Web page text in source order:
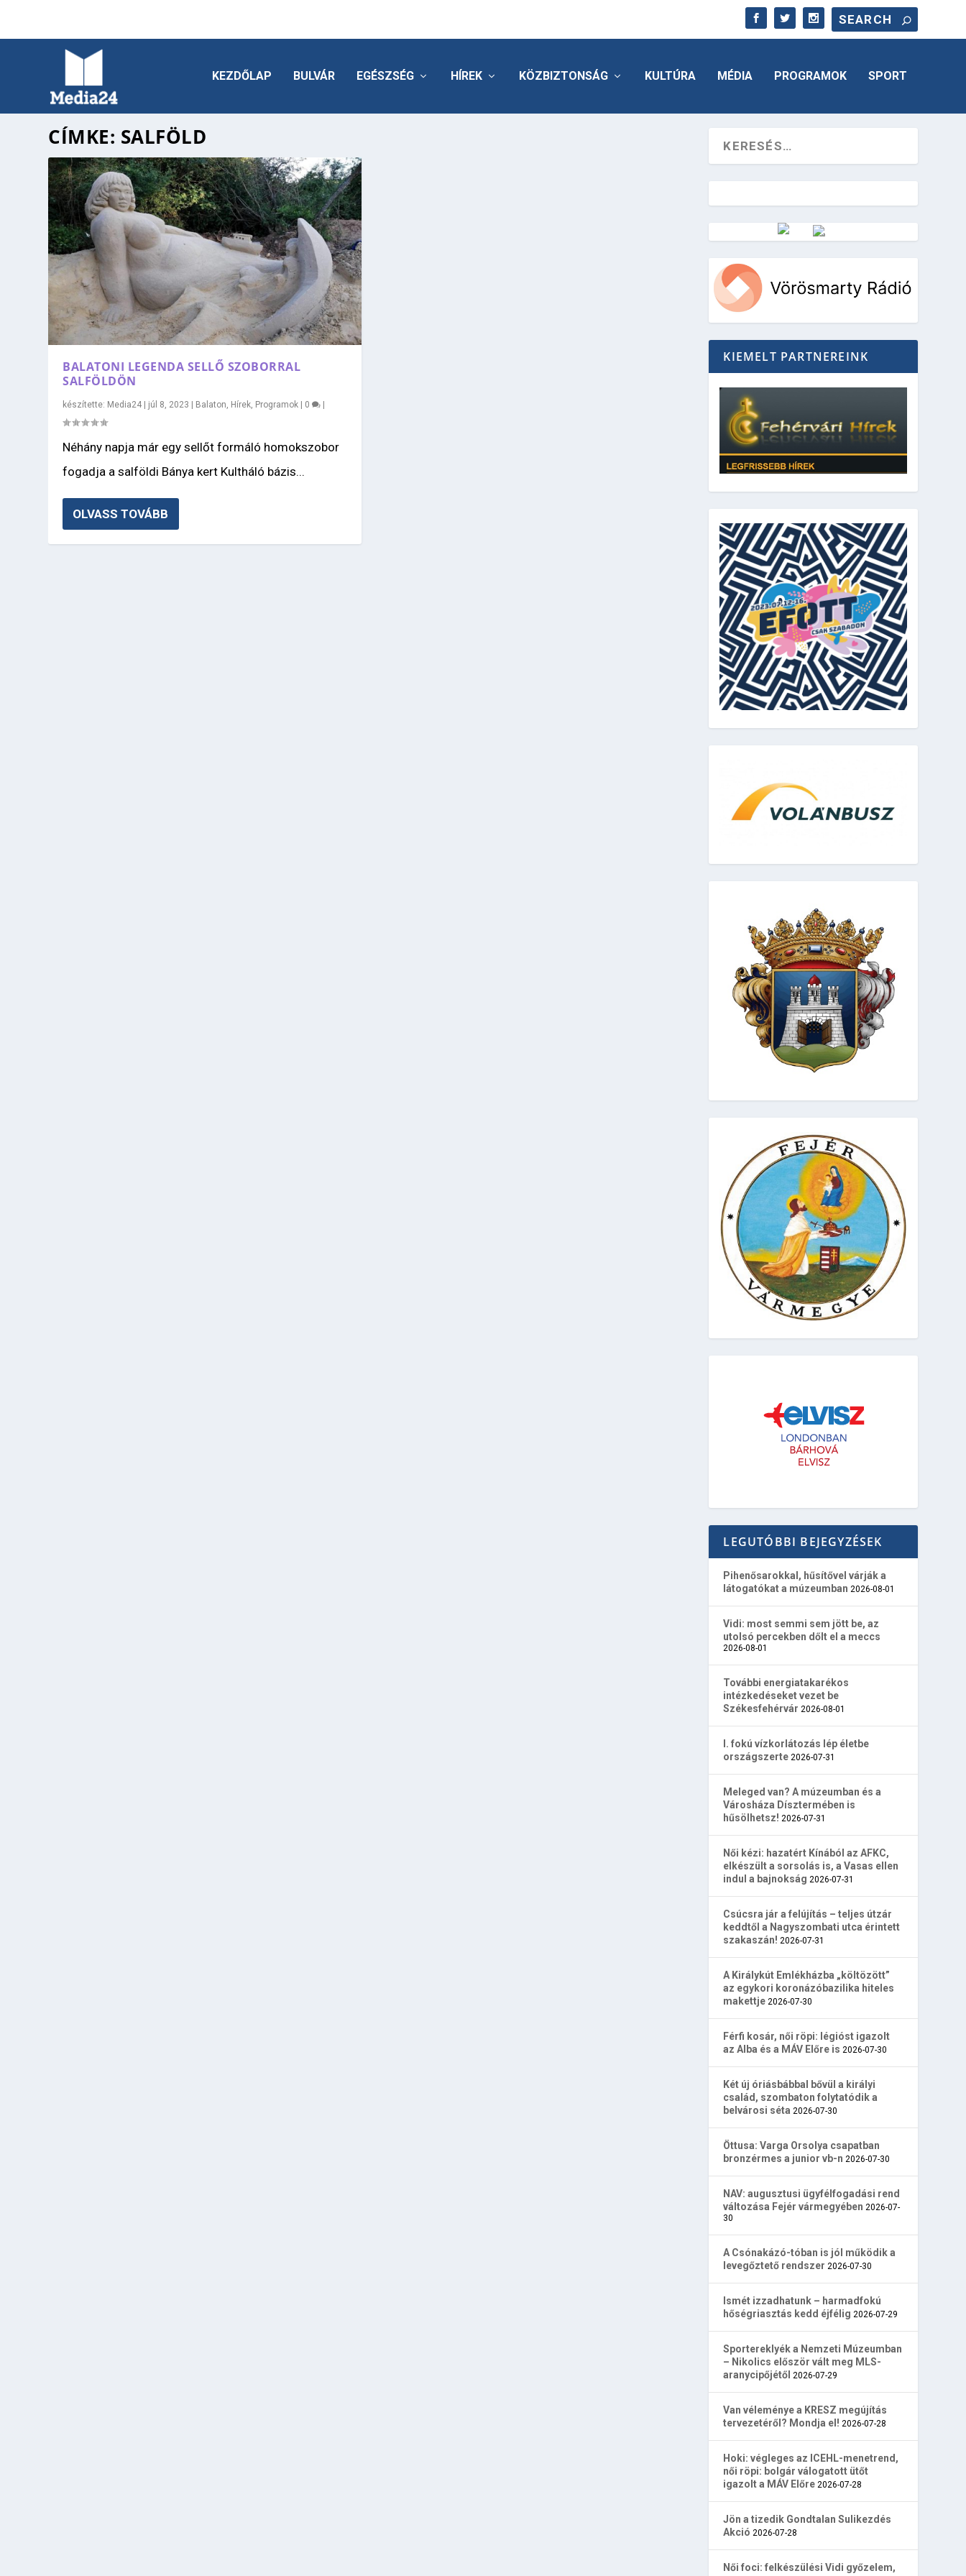
KEZDŐLAP BULVÁR EGÉSZSÉG HÍREK KÖZBIZTONSÁG KULTÚRA MÉDIA PROGRAMOK SPORT
CÍMKE: SALFÖLD
BALATONI LEGENDA SELLŐ SZOBORRAL
SALFÖLDÖN
készítette: Media24 | júl 8, 2023 | Balaton, Hírek, Programok | 0 |
Néhány napja már egy sellőt formáló homokszobor
fogadja a salföldi Bánya kert Kultháló bázis...
OLVASS TOVÁBB
Vörösmarty Rádió
KIEMELT PARTNEREINK
LEGUTÓBBI BEJEGYZÉSEK
Pihenősarokkal, hűsítővel várják a
látogatókat a múzeumban 2026-08-01
Vidi: most semmi sem jött be, az
utolsó percekben dőlt el a meccs
2026-08-01
További energiatakarékos
intézkedéseket vezet be
Székesfehérvár 2026-08-01
I. fokú vízkorlátozás lép életbe
országszerte 2026-07-31
Meleged van? A múzeumban és a
Városháza Dísztermében is
hűsölhetsz! 2026-07-31
Női kézi: hazatért Kínából az AFKC,
elkészült a sorsolás is, a Vasas ellen
indul a bajnokság 2026-07-31
Csúcsra jár a felújítás – teljes útzár
keddtől a Nagyszombati utca érintett
szakaszán! 2026-07-31
A Királykút Emlékházba „költözött”
az egykori koronázóbazilika hiteles
makettje 2026-07-30
Férfi kosár, női röpi: légióst igazolt
az Alba és a MÁV Előre is 2026-07-30
Két új óriásbábbal bővül a királyi
család, szombaton folytatódik a
belvárosi séta 2026-07-30
Öttusa: Varga Orsolya csapatban
bronzérmes a junior vb-n 2026-07-30
NAV: augusztusi ügyfélfogadási rend
változása Fejér vármegyében 2026-07-
30
A Csónakázó-tóban is jól működik a
levegőztető rendszer 2026-07-30
Ismét izzadhatunk – harmadfokú
hőségriasztás kedd éjfélig 2026-07-29
Sportereklyék a Nemzeti Múzeumban
– Nikolics először vált meg MLS-
aranycipőjétől 2026-07-29
Van véleménye a KRESZ megújítás
tervezetéről? Mondja el! 2026-07-28
Hoki: végleges az ICEHL-menetrend,
női röpi: bolgár válogatott ütőt
igazolt a MÁV Előre 2026-07-28
Jön a tizedik Gondtalan Sulikezdés
Akció 2026-07-28
Női foci: felkészülési Vidi győzelem,